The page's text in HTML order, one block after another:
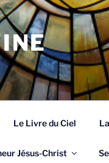
Le Livre du Ciel
Jésus-Christ